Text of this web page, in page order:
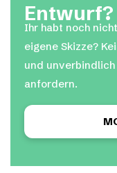
Entwurf?
Ihr habt noch
eigene Skizze?
und
anfordern.